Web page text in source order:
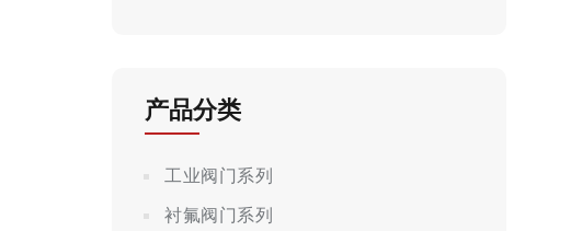
产品分类
工业阀门系列
衬氟阀门系列